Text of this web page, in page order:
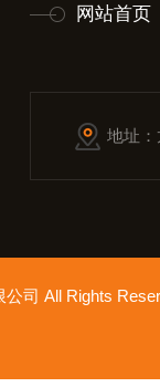
网站首页
地址
公司 All Rights